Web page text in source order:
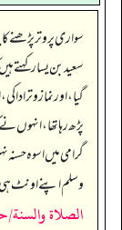
سواری پر وتر پڑھنے
سعید بن یسار کہتے
گیا، اور نماز وتر
پڑھ رہا تھا، انہوں
گرامی میں اسوہ
وسلم اپنے اونٹ ہی
الصلاة والسنة/